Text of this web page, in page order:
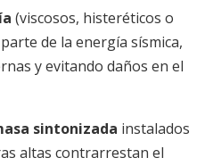
(viscosos, histeréticos o
de la energía sísmica,
y evitando daños en el
sintonizada instalados
altas contrarrestan el